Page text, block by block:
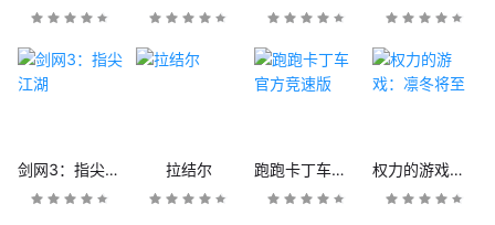
剑网3：指尖江湖 拉结尔 跑跑卡丁车官方竞速版 权力的游戏：凛冬将至